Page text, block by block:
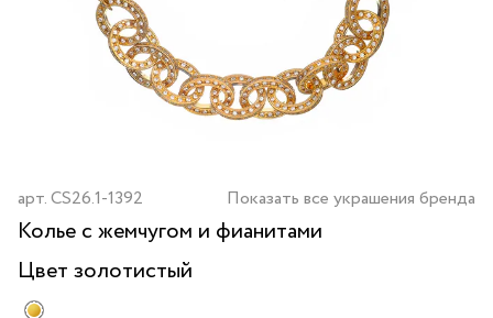
арт.CS26.1-1392 Показать все украшения бренда
Колье с жемчугом и фианитами
Цвет золотистый